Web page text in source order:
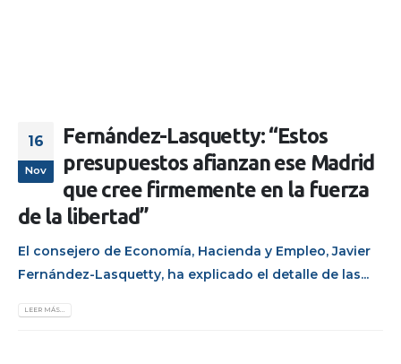
16
Nov
Fernández-Lasquetty: “Estos
presupuestos afianzan ese Madrid
que cree firmemente en la fuerza
de la libertad”
El consejero de Economía, Hacienda y Empleo, Javier
Fernández-Lasquetty, ha explicado el detalle de las...
LEER MÁS...